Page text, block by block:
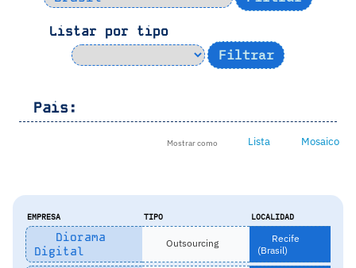
Listar por tipo
Pais:
Mostrar como Lista Mosaico
EMPRESA TIPO LOCALIDAD
Diorama
Digital
Outsourcing
Recife
(Brasil)